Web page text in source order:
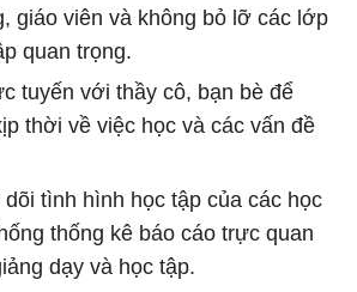
giáo viên và không bỏ lỡ các lớp
quan trọng.
tuyến với thầy cô, bạn bè để
thời về việc học và các vấn đề
dõi tình hình học tập của các học
thống kê báo cáo trực quan
dạy và học tập.